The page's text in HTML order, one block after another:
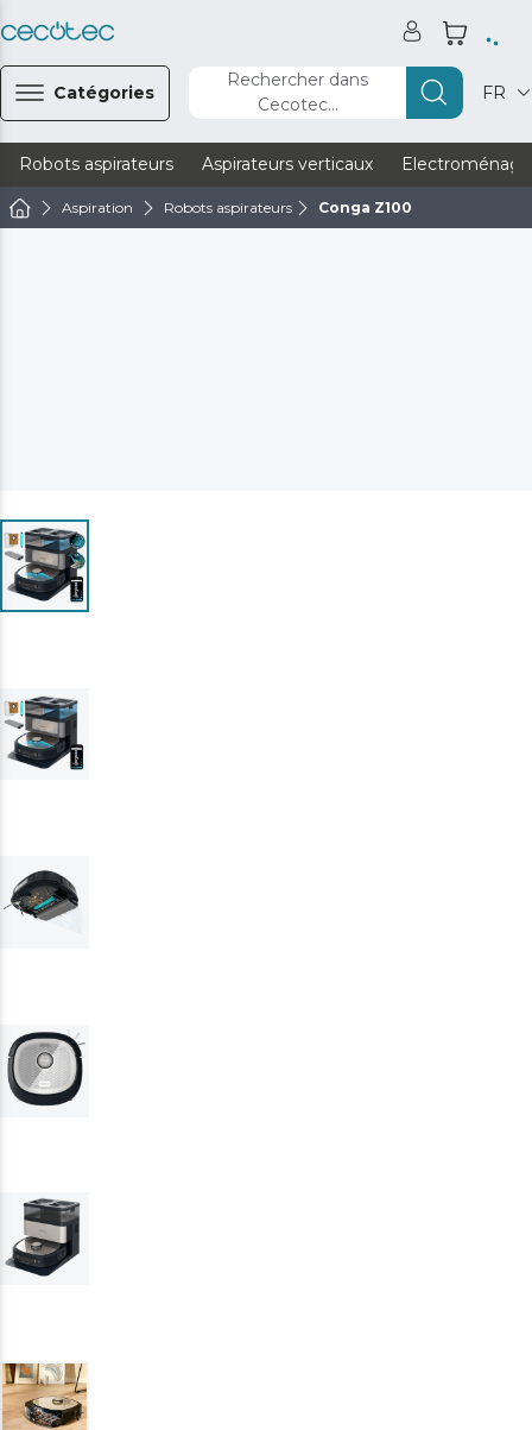
Catégories
Rechercher dans
Cecotec...
FR
Robots aspirateurs Aspirateurs verticaux
Aspiration Robots aspirateurs Conga Z100